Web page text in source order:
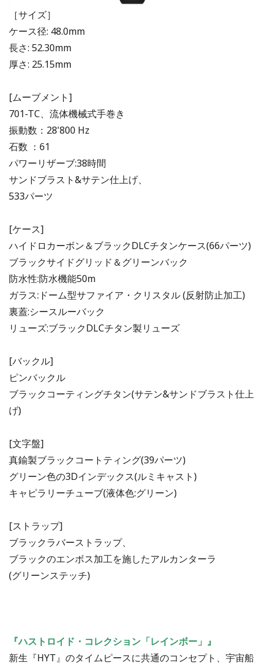
［サイズ］
ケース径: 48.0mm
長さ: 52.30mm
厚さ: 25.15mm
[ムーブメント]
701-TC、流体機械式手巻き
振動数：28'800 Hz
石数 ：61
パワーリザーブ:38時間
サンドブラスト&サテン仕上げ、
533パーツ
[ケース]
ハイドロカーボン＆ブラックDLCチタンケース(66パーツ)
ブラックサイドグリッド＆グリーンバック
防水性:防水機能50m
ガラス:ドーム型サファイア・クリスタル (反射防止加工)
裏蓋:シースルーバック
リューズ:ブラックDLCチタン製リューズ
[バックル]
ピンバックル
ブラックコーティングチタン(サテン&サンドブラスト仕上
げ)
[文字盤]
真鍮製ブラックコートティング(39パーツ)
グリーン色の3Dインデックス(ルミキャスト)
キャピラリーチューブ(液体色:グリーン)
[ストラップ]
ブラックラバーストラップ、
ブラックのエンボス加工を施したアルカンターラ
(グリーンステッチ)
『ハストロイド・コレクション「レインボー」』
新生『HYT』のタイムピースに共通のコンセプト、宇宙船